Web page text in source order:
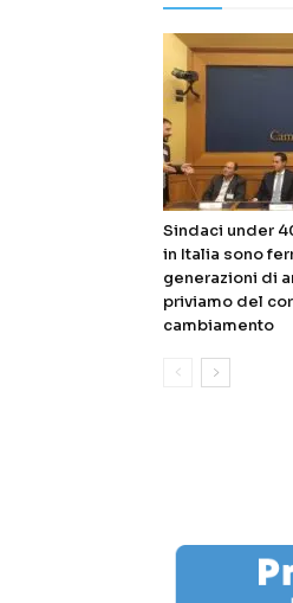
Sindaci under
in Italia sono
generazioni di
priviamo del
cambiamento